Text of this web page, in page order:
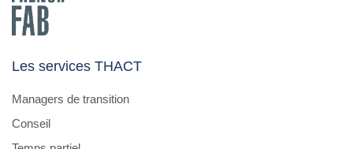
Les services THACT
Managers de transition
Conseil